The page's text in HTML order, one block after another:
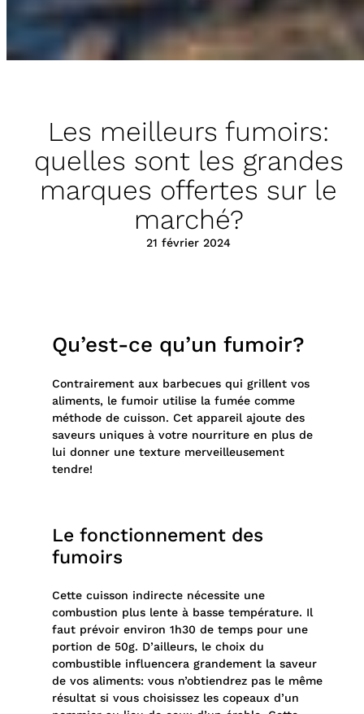
Les meilleurs fumoirs:
quelles sont les grandes
marques offertes sur le
marché?
21 février 2024
Qu’est-ce qu’un fumoir?
Contrairement aux barbecues qui grillent vos
aliments, le fumoir utilise la fumée comme
méthode de cuisson. Cet appareil ajoute des
saveurs uniques à votre nourriture en plus de
lui donner une texture merveilleusement
tendre!
Le fonctionnement des
fumoirs
Cette cuisson indirecte nécessite une
combustion plus lente à basse température. Il
faut prévoir environ 1h30 de temps pour une
portion de 50g. D’ailleurs, le choix du
combustible influencera grandement la saveur
de vos aliments: vous n’obtiendrez pas le même
résultat si vous choisissez les copeaux d’un